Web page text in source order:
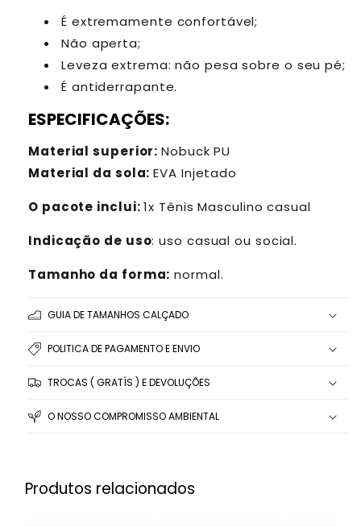
É extremamente confortável;
Não aperta;
Leveza extrema: não pesa sobre o seu pé;
É antiderrapante.
ESPECIFICAÇÕES:
Material superior: Nobuck PU
Material da sola: EVA Injetado
O pacote inclui: 1x Tênis Masculino casual
Indicação de uso: uso casual ou social.
Tamanho da forma: normal.
GUIA DE TAMANHOS CALÇADO
POLITICA DE PAGAMENTO E ENVIO
TROCAS ( GRATÍS ) E DEVOLUÇÕES
O NOSSO COMPROMISSO AMBIENTAL
Produtos relacionados